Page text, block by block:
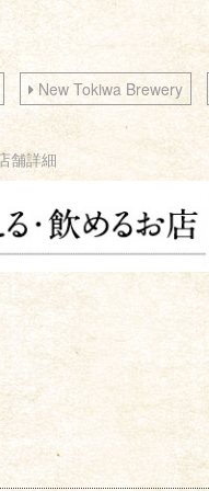
New Tokiwa Brewery
舗詳細